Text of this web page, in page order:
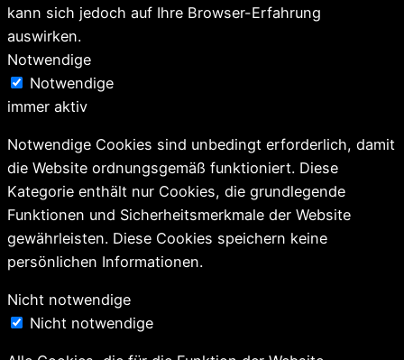
kann sich jedoch auf Ihre Browser-Erfahrung
auswirken.
Notwendige
Notwendige
immer aktiv
Notwendige Cookies sind unbedingt erforderlich, damit
die Website ordnungsgemäß funktioniert. Diese
Kategorie enthält nur Cookies, die grundlegende
Funktionen und Sicherheitsmerkmale der Website
gewährleisten. Diese Cookies speichern keine
persönlichen Informationen.
Nicht notwendige
Nicht notwendige